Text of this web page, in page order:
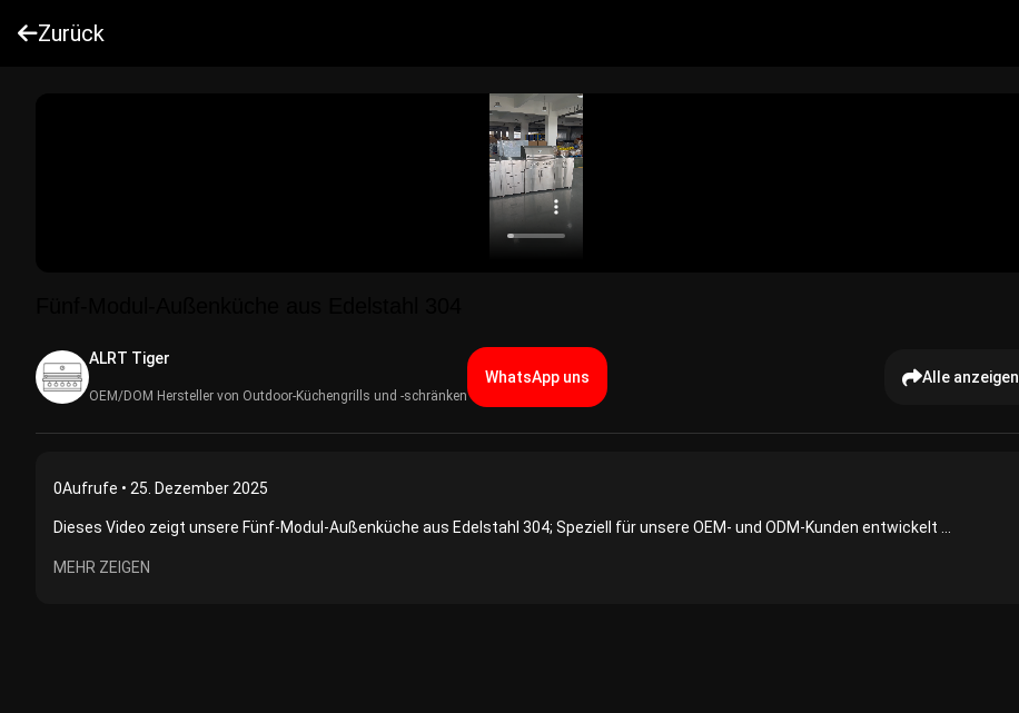
Zurück
ALRT Tiger
OEM/DOM Hersteller von Outdoor-Küchengrills und -schränken
WhatsApp uns Alle anzeigen
0Aufrufe • 25. Dezember 2025
Dieses Video zeigt unsere Fünf-Modul-Außenküche aus Edelstahl 304; Speziell für unsere OEM- und ODM-Kunden entwickelt ...
MEHR ZEIGEN